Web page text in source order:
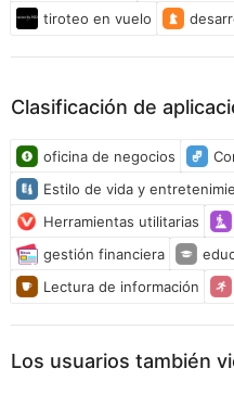
tiroteo en vuelo
Clasificación de
oficina de negocios
Estilo de vida y
Herramientas utilitarias
gestión financiera
Lectura de información
Los usuarios también